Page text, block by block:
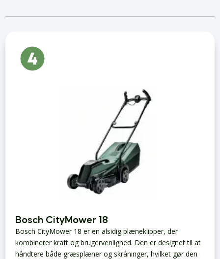
Bosch CityMower 18
Bosch CityMower 18 er en alsidig plæneklipper, der
kombinerer kraft og brugervenlighed. Den er designet til at
håndtere både græsplæner og skråninger, hvilket gør den